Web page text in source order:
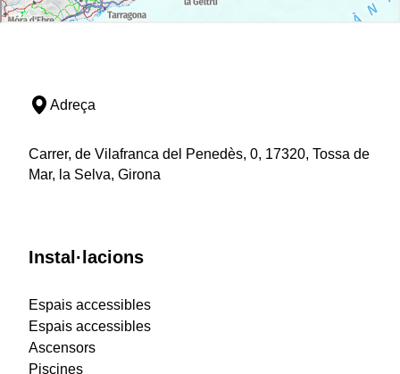
Adreça
Carrer, de Vilafranca del Penedès, 0, 17320, Tossa de
Mar, la Selva, Girona
Instal·lacions
Espais accessibles
Espais accessibles
Ascensors
Piscines